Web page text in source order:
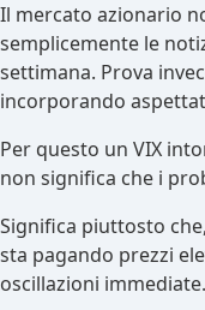
Il mercato azionario
semplicemente le
settimana. Prova
incorporando
Per questo un VIX
non significa che i
Significa piuttosto
sta pagando prezzi
oscillazioni immediate.